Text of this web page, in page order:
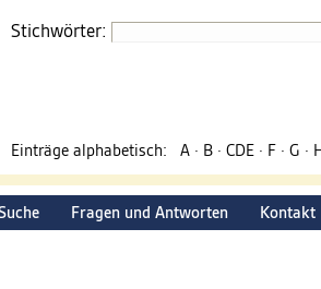
Stichwörter:
Einträge alphabetisch: A· B· CDE· F· G ·
Fragen und Antworten Kontakt